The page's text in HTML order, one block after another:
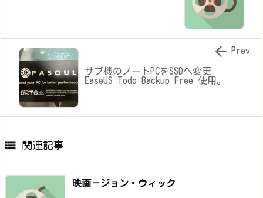
サブ機のノートPCをSSDへ変更
EaseUS Todo Backup Free 使用。
 Prev
 関連記事
映画－ジョン・ウィック